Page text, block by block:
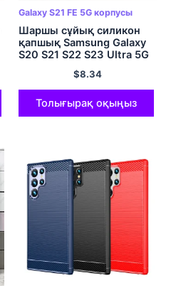
Galaxy S21 FE 5G корпусы
Шаршы сұйық силикон
қапшық Samsung Galaxy
S20 S21 S22 S23 Ultra 5G
S21 FE S20 Plus S10 A50
A70 Note 20 10 Негізгі
жұмсақ қақпақ
$8.34
Толығырақ оқыңыз